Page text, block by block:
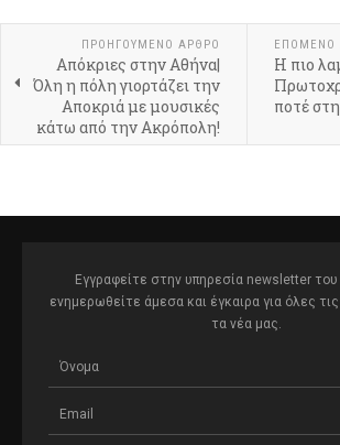
ΠΡΟΗΓΟΎΜΕΝΟ ΆΡΘΡΟ
Απόκριες στην Αθήνα|
Όλη η πόλη γιορτάζει την
Αποκριά με μουσικές
κάτω από την Ακρόπολη!
ΕΠΌΜΕΝΟ
Η πιο
ποτέ
Εγγραφείτε στην υπηρεσία newsletter
ενημερωθείτε άμεσα και έγκαιρα για όλες
τα νέα μας.